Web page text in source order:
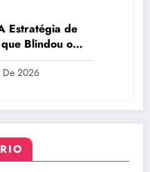
Estratégia de
Blindou o
De 2026